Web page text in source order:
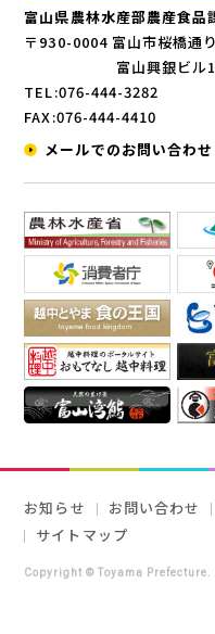
富山県農林水産部農産食品
〒930-0004 富山市桜橋通
富山興銀ビル
TEL:076-444-3282
FAX:076-444-4410
メールでのお問い合わせ
お知らせ お問い合わせ
サイトマップ
Copyright © Toyama Prefecture.